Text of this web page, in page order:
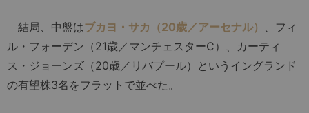
結局、中盤はブカヨ・サカ（20歳／アーセナル） 、フィ
ル・フォーデン（21歳／マンチェスターC）、カーティ
ス・ジョーンズ（20歳／リバプール）というイングランド
の有望株3名をフラットで並べた。